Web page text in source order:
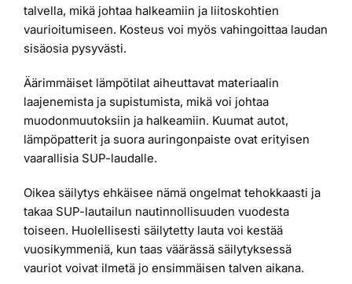
talvella, mikä johtaa halkeamiin ja liitoskohtien
vaurioitumiseen. Kosteus voi myös vahingoittaa laudan
sisäosia pysyvästi.
Äärimmäiset lämpötilat aiheuttavat materiaalin
laajenemista ja supistumista, mikä voi johtaa
muodonmuutoksiin ja halkeamiin. Kuumat autot,
lämpöpatterit ja suora auringonpaiste ovat erityisen
vaarallisia SUP-laudalle.
Oikea säilytys ehkäisee nämä ongelmat tehokkaasti ja
takaa SUP-lautailun nautinnollisuuden vuodesta
toiseen. Huolellisesti säilytetty lauta voi kestää
vuosikymmeniä, kun taas väärässä säilytyksessä
vauriot voivat ilmetä jo ensimmäisen talven aikana.